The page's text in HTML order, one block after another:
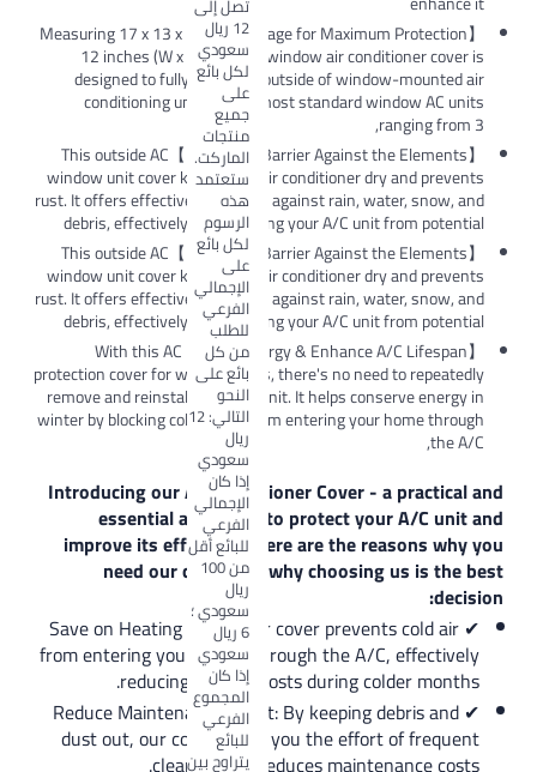
12 ريال
سعودي
لكل بائع
على
جميع
الماركت.
ستعتمد
هذه
الرسوم
لكل بائع
على
الإجمالي
الفرعي
للطلب
من كل
بائع على
النحو
التالي: 12
ريال
الإجمالي
الفرعي
للبائع أقل
من 100
ريال
6 ريال
سعودي
إذا كان
المجموع
الفرعي
للبائع
يتراوح بين
【Full Coverage for Maximum Protection】Measuring 17 x 13 x
12 inches (W x H x D), this window air
designed to fully cover the outside of window-
conditioning units. It fits most standard
【Protective Barrier Against the Elements】This outside AC
window unit cover keeps your air conditioner dry
rust. It offers effective protection against rain, water,
debris, effectively safeguarding your A/C unit
【Protective Barrier Against the Elements】This outside AC
window unit cover keeps your air conditioner dry
rust. It offers effective protection against rain, water,
debris, effectively safeguarding your A/C unit
【Save Energy & Enhance A/C Lifespan】 With this AC
protection cover for window units, there's no need to
remove and reinstall your A/C unit. It helps
winter by blocking cold winds from entering your
Introducing our Air Conditioner Cover - a
essential accessory to protect your
improve its efficiency. Here are the
need our cover and why choosing
✔ Save on Heating Costs: Our cover prevents
from entering your house through the A/C,
reducing heating costs during colder
✔ Reduce Maintenance Effort: By keeping
dust out, our cover saves you the effort of
cleaning and reduces